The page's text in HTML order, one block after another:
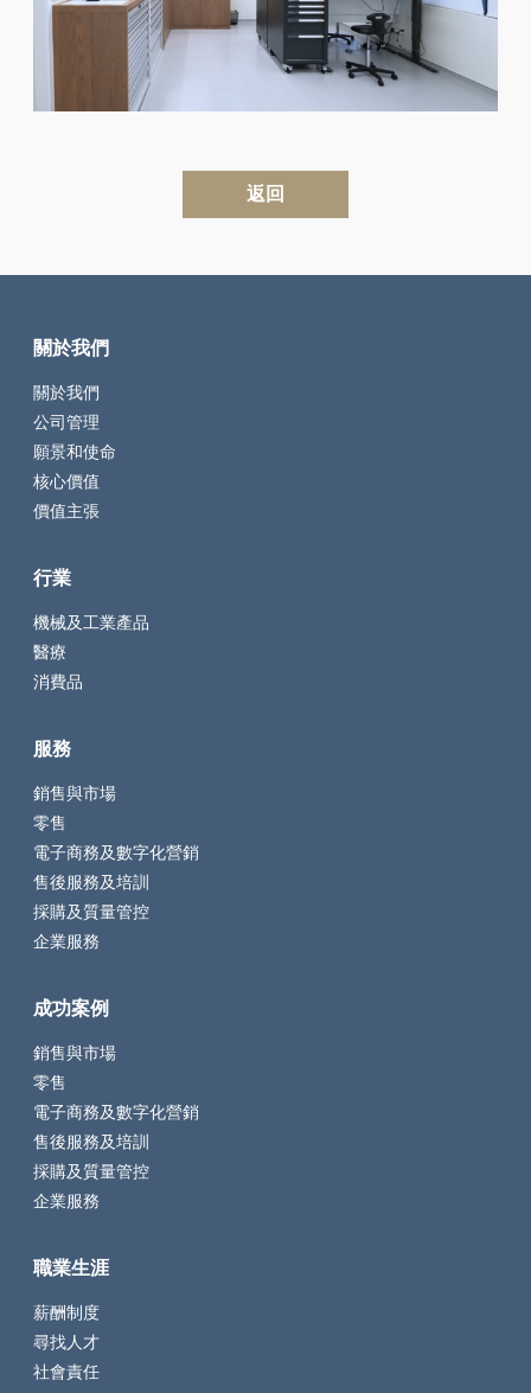
返回
關於我們
關於我們
公司管理
願景和使命
核心價值
價值主張
行業
機械及工業產品
醫療
消費品
服務
銷售與市場
零售
電子商務及數字化營銷
售後服務及培訓
採購及質量管控
企業服務
成功案例
銷售與市場
零售
電子商務及數字化營銷
售後服務及培訓
採購及質量管控
企業服務
職業生涯
薪酬制度
尋找人才
社會責任